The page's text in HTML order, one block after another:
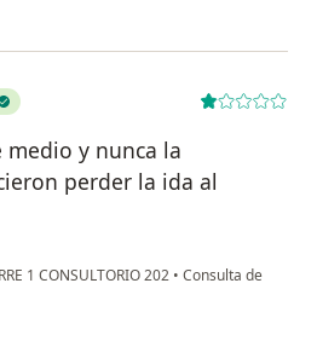
medio y nunca la
perder la ida al
1 CONSULTORIO 202 • Consulta de